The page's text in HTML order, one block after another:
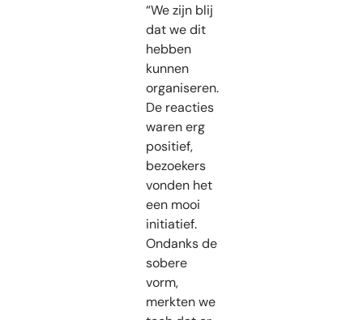
“We zijn blij
dat we dit
hebben
kunnen
organiseren.
De reacties
waren erg
positief,
bezoekers
vonden het
een mooi
initiatief.
Ondanks de
sobere
vorm,
merkten we